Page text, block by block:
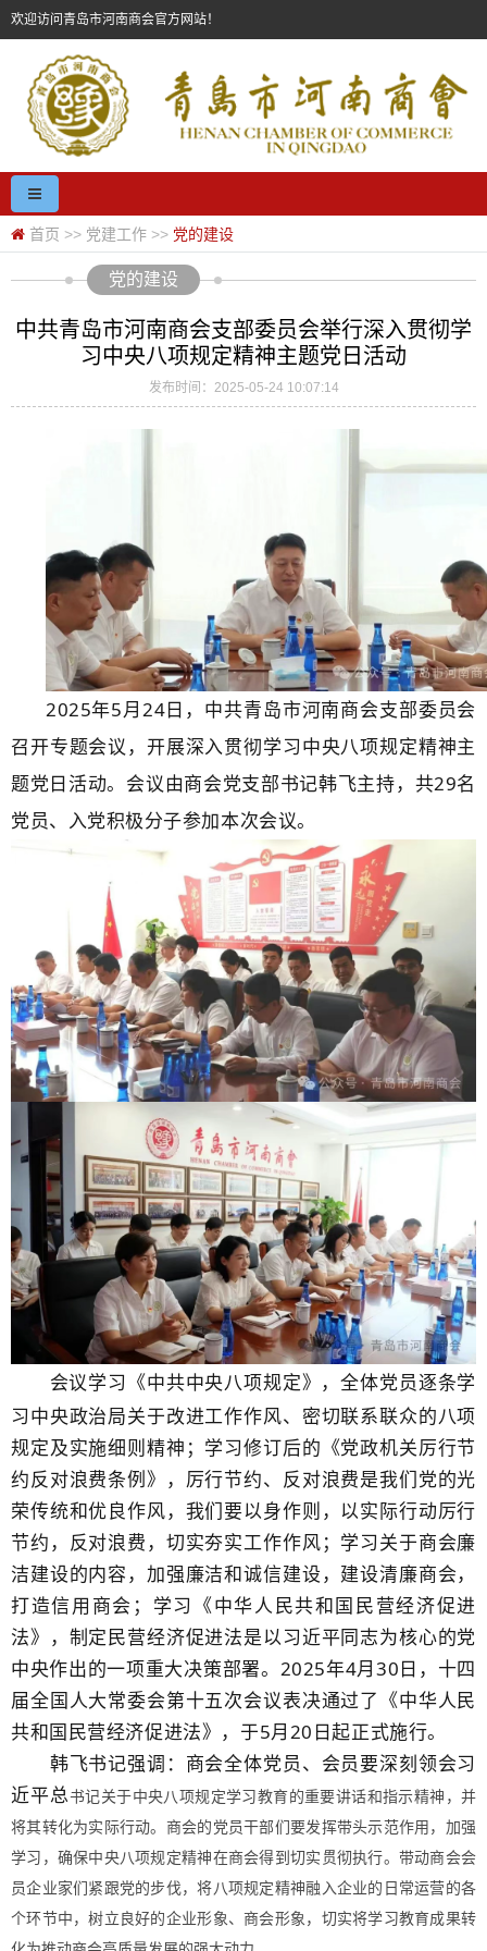
欢迎访问青岛市河南商会官方网站！
首页 >> 党建工作 >> 党的建设
党的建设
中共青岛市河南商会支部委员会举行深入贯彻学
习中央八项规定精神主题党日活动
发布时间：2025-05-24 10:07:14
2025年5月24日，中共青岛市河南商会支部委员会
召开专题会议，开展深入贯彻学习中央八项规定精神主
题党日活动。会议由商会党支部书记韩飞主持， 共29名
党员、入党积极分子参加本次会议。
会议学习《中共中央八项规定》，全体党员逐条学
习中央政治局关于改进工作作风、密切联系联众的八项
规定及实施细则精神；学习修订后的《党政机关厉行节
约反对浪费条例》，厉行节约、反对浪费是我们党的光
荣传统和优良作风，我们要以身作则，以实际行动厉行
节约，反对浪费，切实夯实工作作风；学习关于商会廉
洁建设的内容， 加强廉洁和诚信建设，建设清廉商会，
打造信用商会；学习《中华人民共和国民营经济促进
法》，制定民营经济促进法是以习近平同志为核心的党
中央作出的一项重大决策部署。2025年4月30日，十四
届全国人大常委会第十五次会议表决通过了《中华人民
共和国民营经济促进法》，于5月20日起正式施行。
韩飞书记强调：商会全体党员、会员要深刻领会习
近平总书记关于中央八项规定学习教育的重要讲话和指示精神，并
将其转化为实际行动。商会的党员干部们要发挥带头示范作用，加强
学习，确保中央八项规定精神在商会得到切实贯彻执行。带动商会会
员企业家们紧跟党的步伐，将八项规定精神融入企业的日常运营的各
个环节中，树立良好的企业形象、商会形象，切实将学习教育成果转